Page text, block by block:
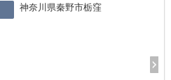
神奈川県秦野市栃窪